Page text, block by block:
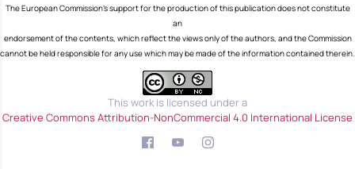
The European Commission's support for the production of this publication does not constitute
an
endorsement of the contents, which reflect the views only of the authors, and the Commission
cannot be held responsible for any use which may be made of the information contained therein.
This work is licensed under a
Creative Commons Attribution-NonCommercial 4.0 International License